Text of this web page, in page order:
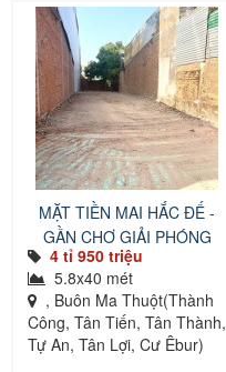
MẶT TIỀN MAI HẮC ĐẾ -
GẦN CHỢ GIẢI PHÓNG
4 tỉ 950 triệu
5.8x40 mét
, Buôn Ma Thuột(Thành
Công, Tân Tiến, Tân Thành,
Tự An, Tân Lợi, Cư Êbur)